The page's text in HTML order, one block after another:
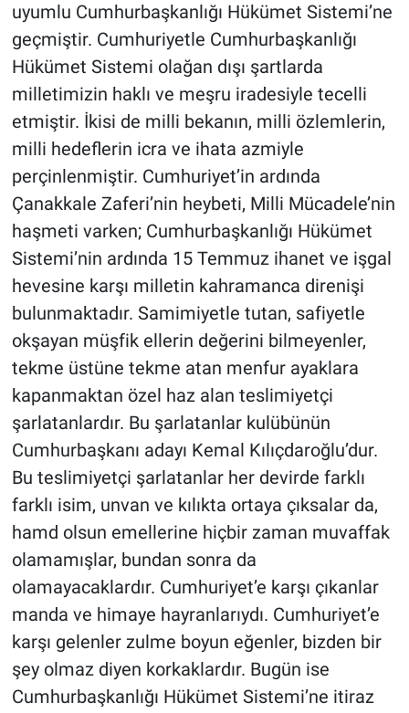
uyumlu Cumhurbaşkanlığı Hükümet Sistemi’ne
geçmiştir. Cumhuriyetle Cumhurbaşkanlığı
Hükümet Sistemi olağan dışı şartlarda
milletimizin haklı ve meşru iradesiyle tecelli
etmiştir. İkisi de milli bekanın, milli özlemlerin,
milli hedeflerin icra ve ihata azmiyle
perçinlenmiştir. Cumhuriyet’in ardında
Çanakkale Zaferi’nin heybeti, Milli Mücadele’nin
haşmeti varken; Cumhurbaşkanlığı Hükümet
Sistemi’nin ardında 15 Temmuz ihanet ve işgal
hevesine karşı milletin kahramanca direnişi
bulunmaktadır. Samimiyetle tutan, safiyetle
okşayan müşfik ellerin değerini bilmeyenler,
tekme üstüne tekme atan menfur ayaklara
kapanmaktan özel haz alan teslimiyetçi
şarlatanlardır. Bu şarlatanlar kulübünün
Cumhurbaşkanı adayı Kemal Kılıçdaroğlu’dur.
Bu teslimiyetçi şarlatanlar her devirde farklı
farklı isim, unvan ve kılıkta ortaya çıksalar da,
hamd olsun emellerine hiçbir zaman muvaffak
olamamışlar, bundan sonra da
olamayacaklardır. Cumhuriyet’e karşı çıkanlar
manda ve himaye hayranlarıydı. Cumhuriyet’e
karşı gelenler zulme boyun eğenler, bizden bir
şey olmaz diyen korkaklardır. Bugün ise
Cumhurbaşkanlığı Hükümet Sistemi’ne itiraz